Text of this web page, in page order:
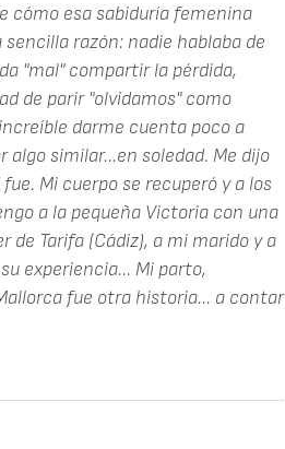
cómo esa sabiduría femenina
razón: nadie hablaba de
"mal" compartir la pérdida,
de parir "olvidamos" como
darme cuenta poco a
similar...en soledad. Me dijo
Mi cuerpo se recuperó y a los
a la pequeña Victoria con una
de Tarifa (Cádiz), a mi marido y a
experiencia... Mi parto,
fue otra historia... a contar